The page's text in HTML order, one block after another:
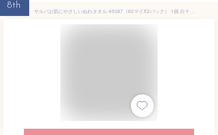
8th
サルバお肌にやさしいぬれタオル 45087（60マイX2パック） 1個 白十字 23-2584-00 45087(60マイX2パック)